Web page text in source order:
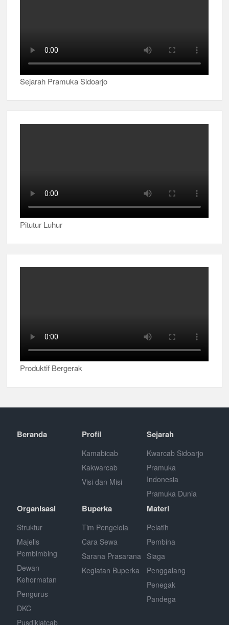
Sejarah Pramuka Sidoarjo
Pitutur Luhur
Produktif Bergerak
Beranda Profil
Kamabicab
Kakwarcab
Visi dan Misi
Sejarah
Kwarcab Sidoarjo
Pramuka
Indonesia
Pramuka Dunia
Organisasi
Struktur
Majelis
Pembimbing
Dewan
Kehormatan
Pengurus
DKC
Pusdiklatcab
Buperka
Tim Pengelola
Cara Sewa
Sarana Prasarana
Kegiatan Buperka
Materi
Pelatih
Pembina
Siaga
Penggalang
Penegak
Pandega